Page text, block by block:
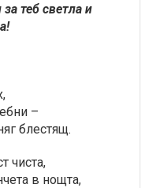
теб светла и
–
блестящ.
чиста,
в нощта,